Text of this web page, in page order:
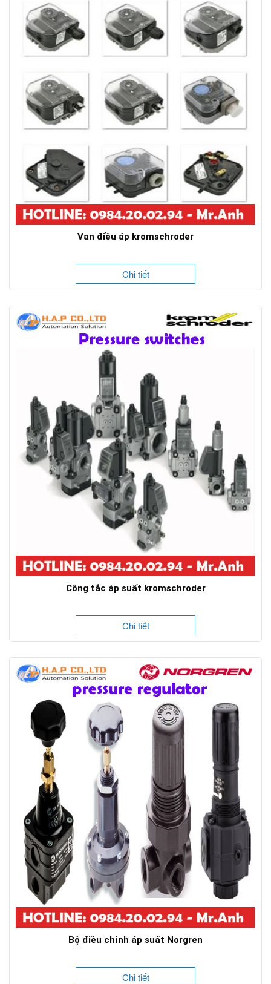
Van điều áp kromschroder
Chi tiết
Công tắc áp suất kromschroder
Chi tiết
Bộ điều chỉnh áp suất Norgren
Chi tiết